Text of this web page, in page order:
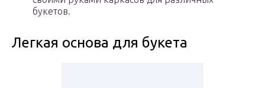
букетов.
Легкая основа для букета